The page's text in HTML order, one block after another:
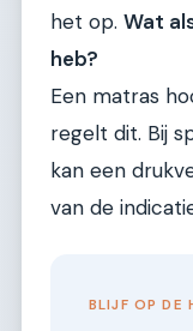
het op. Wat
heb?
Een matras
regelt dit. Bij
kan een
van de
BLIJF OP DE